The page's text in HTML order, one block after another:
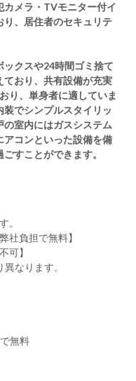
メラ・TVモニター付イ
り、居住者のセキュリテ
クスや24時間ゴミ捨て
おり、共有設備が充実
り、単身者に適していま
でシンプルスタイリッ
室内にはガスシステム
アコンといった設備を備
すことができます。
。
社負担で無料】
可】
なります。
無料